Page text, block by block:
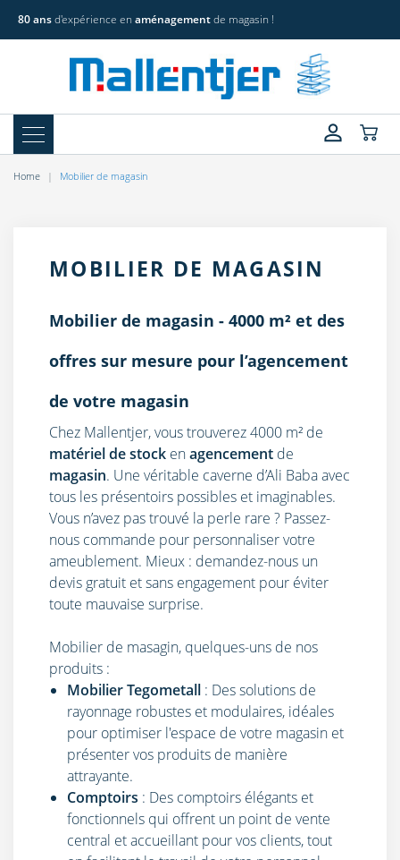
80 ansd'expérience en aménagementde magasin !
Home Mobilier de magasin
MOBILIER DE MAGASIN
Mobilier de magasin - 4000 m² et des
offres sur mesure pour l’agencement
de votre magasin
Chez Mallentjer, vous trouverez 4000 m² de
matériel de stock enagencement de
magasin. Une véritable caverne d’Ali Baba avec
tous les présentoirs possibles et imaginables.
Vous n’avez pas trouvé la perle rare ? Passez-
nous commande pour personnaliser votre
ameublement. Mieux : demandez-nous un
devis gratuit et sans engagement pour éviter
toute mauvaise surprise.
Mobilier de masagin, quelques-uns de nos
produits :
Mobilier Tegometall : Des solutions de
rayonnage robustes et modulaires, idéales
pour optimiser l'espace de votre magasin et
présenter vos produits de manière
attrayante.
Comptoirs : Des comptoirs élégants et
fonctionnels qui offrent un point de vente
central et accueillant pour vos clients, tout